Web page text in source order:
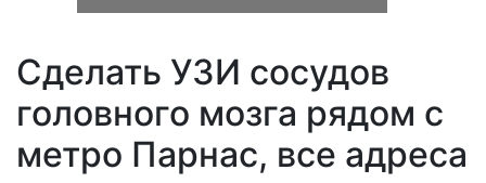
Сделать УЗИ сосудов
головного мозга рядом с
метро Парнас, все адреса